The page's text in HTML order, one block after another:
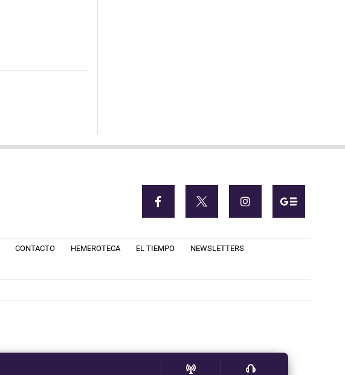
CONTACTO HEMEROTECA EL TIEMPO NEWSLETTERS